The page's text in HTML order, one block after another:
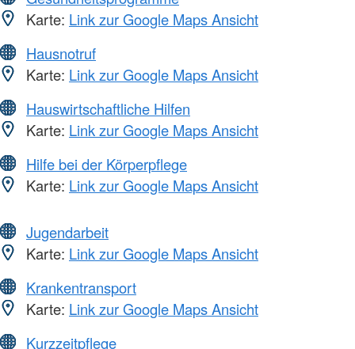
Karte: Link zur Google Maps Ansicht
Hausnotruf
Karte: Link zur Google Maps Ansicht
Hauswirtschaftliche Hilfen
Karte: Link zur Google Maps Ansicht
Hilfe bei der Körperpflege
Karte: Link zur Google Maps Ansicht
Jugendarbeit
Karte: Link zur Google Maps Ansicht
Krankentransport
Karte: Link zur Google Maps Ansicht
Kurzzeitpflege